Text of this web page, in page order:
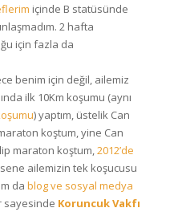
içinde B statüsünde
2 hafta
için fazla da
benim için değil, ailemiz
ilk 10Km koşumu (aynı
) yaptım, üstelik Can
koştum, yine Can
maraton koştum,2012’de
ailemizin tek koşucusu
da blog ve sosyal medya
sayesinde Koruncuk Vakfı